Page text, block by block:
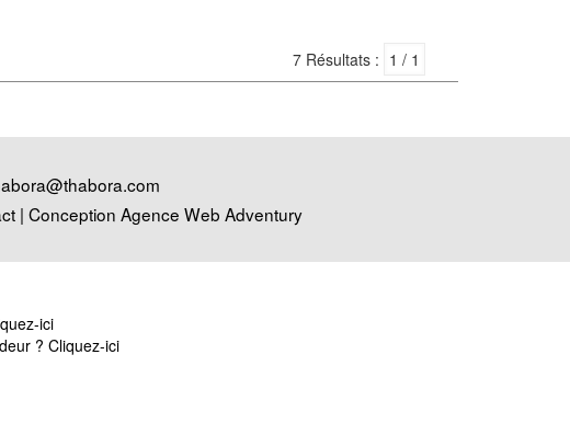
7 Résultats :
| Conception Agence Web Adventury
ici
? Cliquez-ici